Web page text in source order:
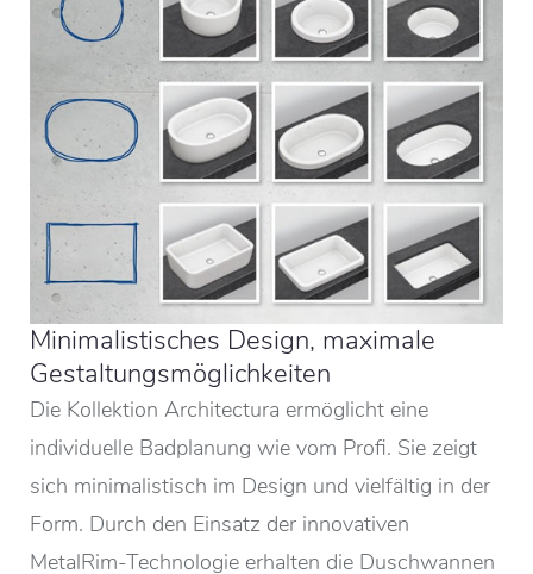
Minimalistisches Design, maximale
Gestaltungsmöglichkeiten
Die Kollektion Architectura ermöglicht eine
individuelle Badplanung wie vom Profi. Sie zeigt
sich minimalistisch im Design und vielfältig in der
Form. Durch den Einsatz der innovativen
MetalRim-Technologie erhalten die Duschwannen